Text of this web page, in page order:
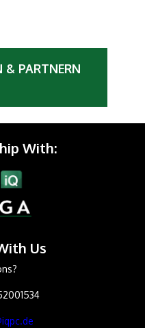
& PARTNERN
With:
Us